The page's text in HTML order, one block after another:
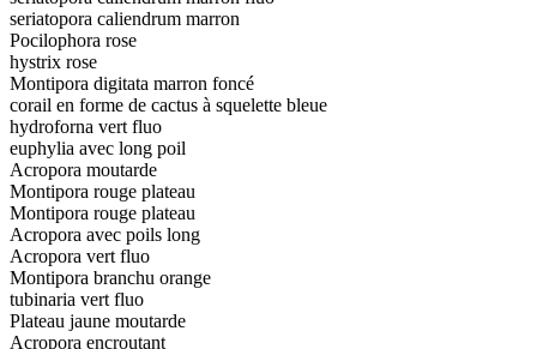
seriatopora caliendrum marron
Pocilophora rose
hystrix rose
Montipora digitata marron foncé
corail en forme de cactus à squelette bleue
hydroforna vert fluo
euphylia avec long poil
Acropora moutarde
Montipora rouge plateau
Montipora rouge plateau
Acropora avec poils long
Acropora vert fluo
Montipora branchu orange
tubinaria vert fluo
Plateau jaune moutarde
Acropora encroutant